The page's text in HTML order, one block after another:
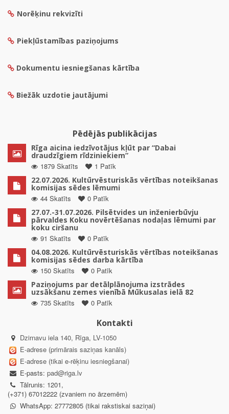
Norēķinu rekvizīti
Piekļūstamības paziņojums
Dokumentu iesniegšanas kārtība
Biežāk uzdotie jautājumi
Pēdējās publikācijas
Rīga aicina iedzīvotājus kļūt par “Dabai
draudzīgiem rīdziniekiem”
1879 Skatīts
1 Patīk
22.07.2026. Kultūrvēsturiskās vērtības noteikšanas
komisijas sēdes lēmumi
44 Skatīts
0 Patīk
27.07.-31.07.2026. Pilsētvides un inženierbūvju
pārvaldes Koku novērtēšanas nodaļas lēmumi par
koku ciršanu
91 Skatīts
0 Patīk
04.08.2026. Kultūrvēsturiskās vērtības noteikšanas
komisijas sēdes darba kārtība
150 Skatīts
0 Patīk
Paziņojums par detālplānojuma izstrādes
uzsākšanu zemes vienībā Mūkusalas ielā 82
735 Skatīts
0 Patīk
Kontakti
Dzirnavu iela 140, Rīga, LV-1050
E-adrese (primārais saziņas kanāls)
E-adrese (tikai e-rēķinu iesniegšanai)
E-pasts: pad@riga.lv
Tālrunis: 1201,
(+371) 67012222 (zvaniem no ārzemēm)
WhatsApp: 27772805 (tikai rakstiskai saziņai)